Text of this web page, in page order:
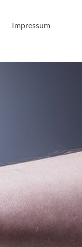
Impressum